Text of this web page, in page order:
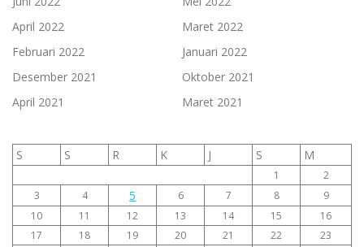
April 2022
Maret 2022
Februari 2022
Januari 2022
Desember 2021
Oktober 2021
April 2021
Maret 2021
S S R K J S M
1
2
3
4 5 6 7 8
9
10
11 12 13 14 15
16
17
18 19 20 21 22
23